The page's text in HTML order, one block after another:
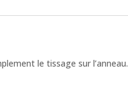
le tissage sur l’anneau.